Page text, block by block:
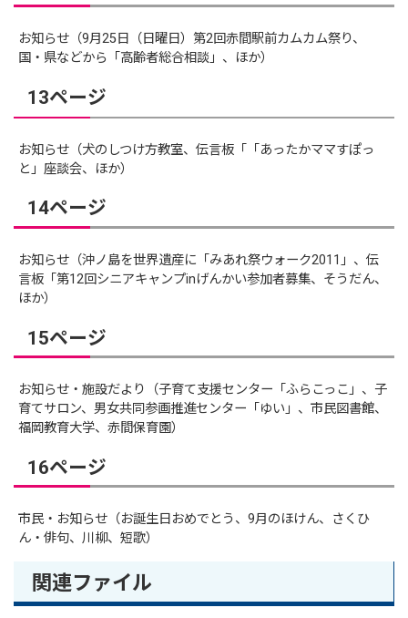
お知らせ（9月25日（日曜日）第2回赤間駅前カムカム祭り、
国・県などから「高齢者総合相談」、ほか）
13ページ
お知らせ（犬のしつけ方教室、伝言板「「あったかママすぽっ
と」座談会、ほか）
14ページ
お知らせ（沖ノ島を世界遺産に「みあれ祭ウォーク2011」、伝
言板「第12回シニアキャンプinげんかい参加者募集、そうだん、
ほか）
15ページ
お知らせ・施設だより（子育て支援センター「ふらこっこ」、子
育てサロン、男女共同参画推進センター「ゆい」、市民図書館、
福岡教育大学、赤間保育園）
16ページ
市民・お知らせ（お誕生日おめでとう、9月のほけん、さくひ
ん・俳句、川柳、短歌）
関連ファイル